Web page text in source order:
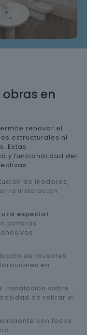
en
renovar el
estructurales ni
Estas
y funcionalidad del
de inodoros,
la instalación
especial:
pinturas
de muebles
en
: Instalación sobre
de retirar el
con focos